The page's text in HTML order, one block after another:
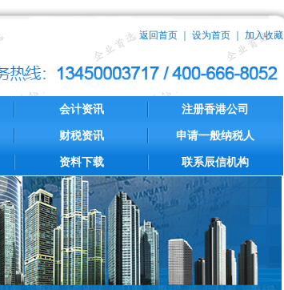
返回首页｜ 设为首页｜ 加入收藏
会计资讯
财税资讯
资料下载
注册香港公司
申请一般纳税人
联系辰信机构